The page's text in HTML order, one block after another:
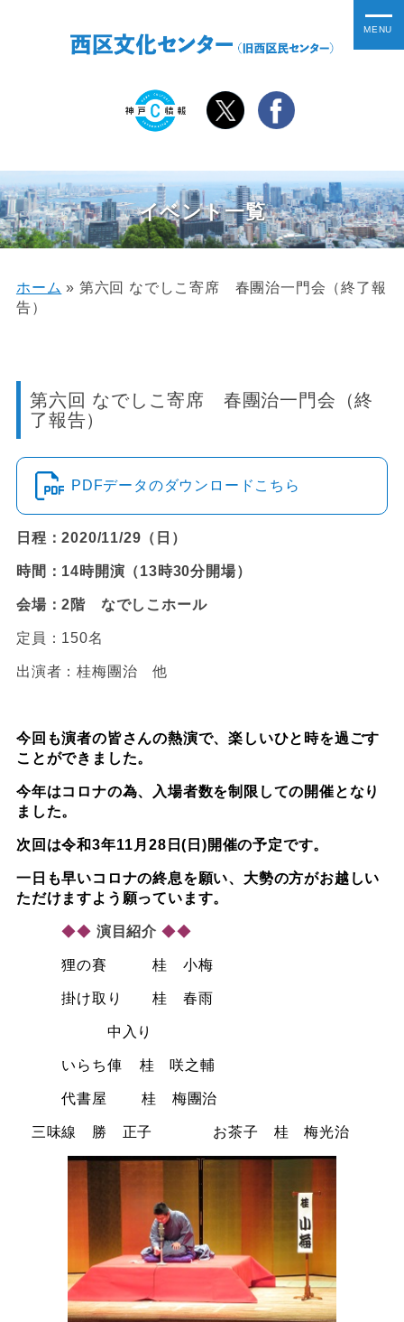
イベント一覧
ホーム » 第六回 なでしこ寄席 春團治一門会（終了報
告）
第六回 なでしこ寄席 春團治一門会（終
了報告）
PDFデータのダウンロードこちら
日程：2020/11/29（日）
時間：14時開演（13時30分開場）
会場：2階 なでしこホール
定員：150名
出演者：桂梅團治 他
今回も演者の皆さんの熱演で、楽しいひと時を過ごす
ことができました。
今年はコロナの為、入場者数を制限しての開催となり
ました。
次回は令和3年11月 28 日(日)開催の予定です。
一日も早いコロナの終息を願い、大勢の方がお越しい
ただけますよう願っています。
◆◆ 演目紹介 ◆◆
狸の賽 桂 小梅
掛け取り 桂 春雨
中入り
いらち俥 桂 咲之輔
代書屋 桂 梅團治
三味線 勝 正子 お茶子 桂 梅光治